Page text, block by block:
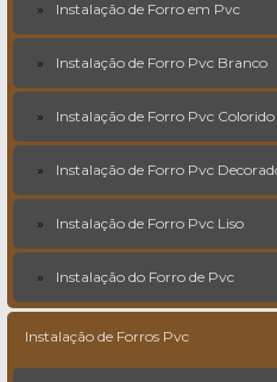
Instalação de Forro em Pvc
Instalação de Forro Pvc Branco
Instalação de Forro Pvc Colorido
Instalação de Forro Pvc
Instalação de Forro Pvc Liso
Instalação do Forro de Pvc
Instalação de Forros Pvc